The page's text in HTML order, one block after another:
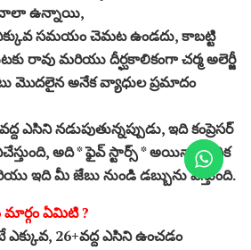
చాలా ఉన్నాయి,
సమయం చెమట ఉండదు, కాబట్టి
రావు మరియు దీర్ఘకాలికంగా చర్మ అలెర్జీ
మొదలైన అనేక వ్యాధుల ప్రమాదం
ఎసిని నడుపుతున్నప్పుడు, ఇది కంప్రెసర్
అది * ఫైవ్ స్టార్స్ * అయినా, అధిక
ఇది మీ జేబు నుండి డబ్బును వీస్తుంది.
ఏమిటి ?
ఎక్కువ, 26+వద్ద ఎసిని ఉంచడం